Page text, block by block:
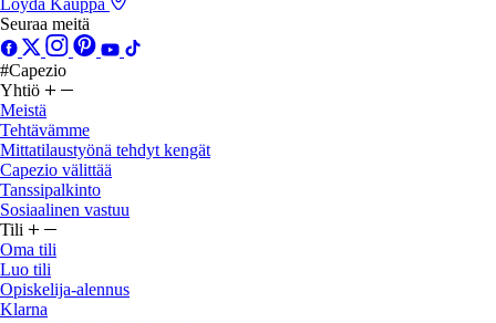
Seuraa meitä
#Capezio
Yhtiö
Meistä
Tehtävämme
Mittatilaustyönä tehdyt kengät
Capezio välittää
Tanssipalkinto
Sosiaalinen vastuu
Tili
Oma tili
Luo tili
Opiskelija-alennus
Klarna